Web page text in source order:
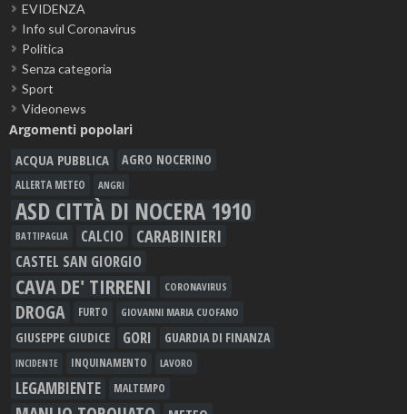
EVIDENZA
Info sul Coronavirus
Politica
Senza categoria
Sport
Videonews
Argomenti popolari
ACQUA PUBBLICA AGRO NOCERINO
ALLERTA METEO ANGRI
ASD CITTÀ DI NOCERA 1910
BATTIPAGLIA CALCIO CARABINIERI
CASTEL SAN GIORGIO
CAVA DE' TIRRENI CORONAVIRUS
DROGA FURTO GIOVANNI MARIA CUOFANO
GIUSEPPE GIUDICE GORI GUARDIA DI FINANZA
INCIDENTE INQUINAMENTO LAVORO
LEGAMBIENTE MALTEMPO